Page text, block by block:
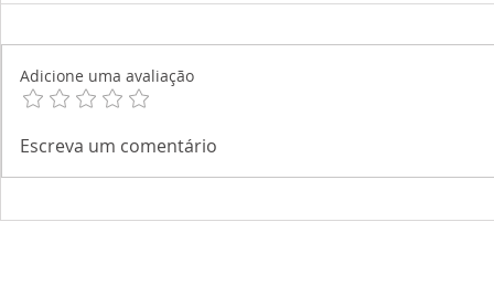
Adicione uma avaliação
Escreva um comentário